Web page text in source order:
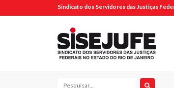
Sindicato dos Servidores das Justiças
Pesquisa